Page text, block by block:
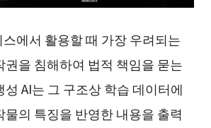
에서 활용할 때 가장 우려되는
권을 침해하여 법적 책임을 묻는
AI는 그 구조상 학습 데이터에
물의 특징을 반영한 내용을 출력